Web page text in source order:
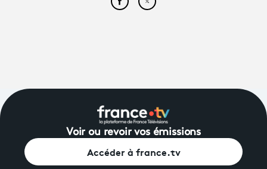
Partager cet article sur
Partager cet article sur
Voir ou revoir vos émissions
Accéder à france.tv